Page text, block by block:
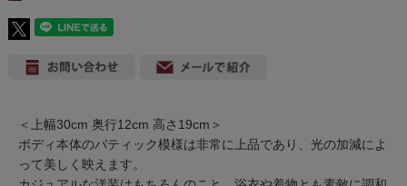
＜上幅30cm 奥行12cm 高さ19cm＞
ボディ本体のバティック模様は非常に上品であり、光の加減によ
って美しく映えます。